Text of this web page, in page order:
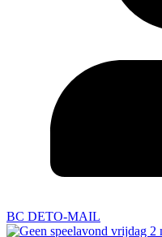
BC DETO-MAIL